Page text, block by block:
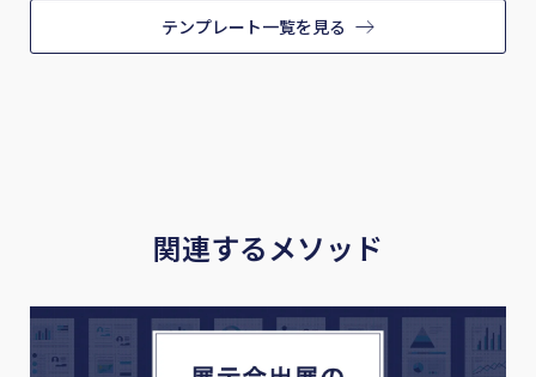
テンプレート一覧を見る
関連するメソッド